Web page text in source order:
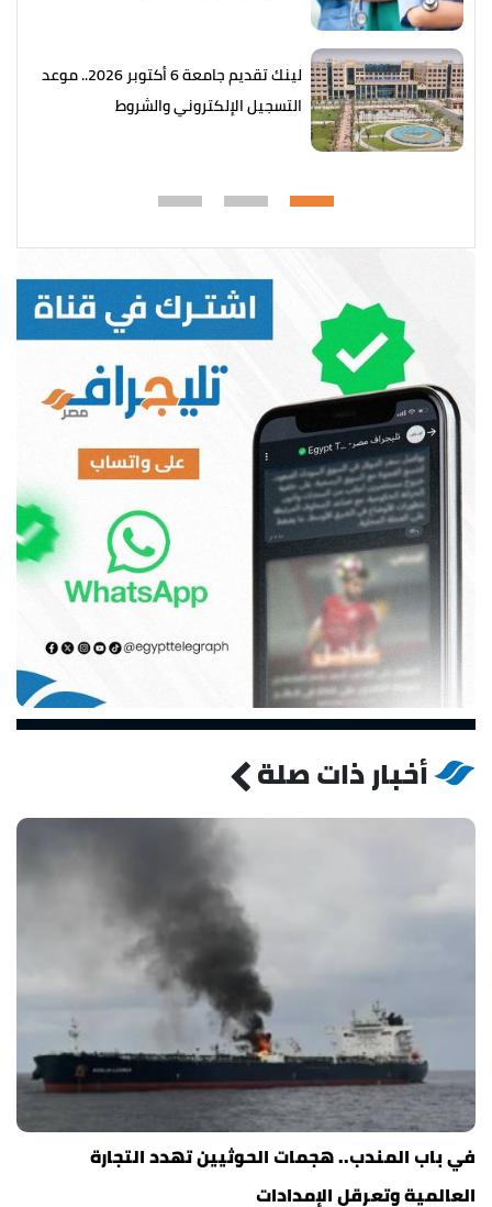
لينك تقديم جامعة 6 أكتوبر 2026.. موعد
التسجيل الإلكتروني والشروط
أخبار ذات صلة
في باب المندب.. هجمات الحوثيين تهدد التجارة
العالمية وتعرقل الإمدادات